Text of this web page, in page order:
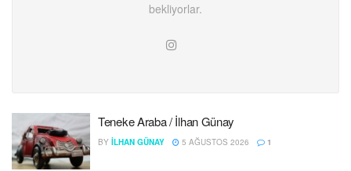
bekliyorlar.
Teneke Araba / İlhan Günay
BY İLHAN GÜNAY 5 AĞUSTOS 2026 1